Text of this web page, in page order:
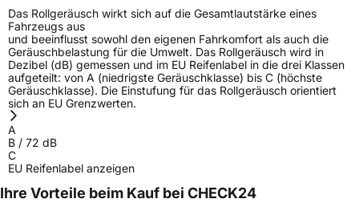
EPREL ID 515330
Allgemeine Produktsicherheit (GPSR)
HerstellerkontaktGRENLANDER, Taishan Road Cao County
Heze City 274400 Shandong Province
China., info@zodotire.cn
Verantwortliche
Das Rollgeräusch wirkt sich auf die Gesamtlautstärke eines
Fahrzeugs aus
und beeinflusst sowohl den eigenen Fahrkomfort als auch die
Geräuschbelastung für die Umwelt. Das Rollgeräusch wird in
Dezibel (dB) gemessen und im EU Reifenlabel in die drei Klassen
aufgeteilt: von A (niedrigste Geräuschklasse) bis C (höchste
Geräuschklasse). Die Einstufung für das Rollgeräusch orientiert
sich an EU Grenzwerten.
A
B / 72 dB
C
EU Reifenlabel anzeigen
Ihre Vorteile beim Kauf bei CHECK24